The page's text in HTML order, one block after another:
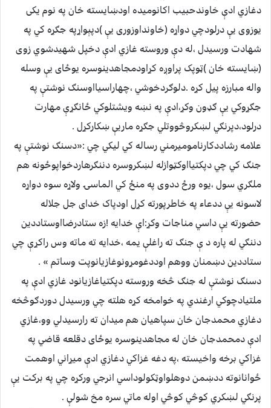
دغازي ادې خاوندحبیب اکانومیده اودښایسته خان په نوم یکی
یوزوی یې درلودچي دواړه (خاونداوزوری یې )دپېواړپه جګړه کي په
شهادت ورسیدل ،له دې وروسته غازي ادې دخپل شهیدشوي زوی
(ښایسته خان )ټوپک پراوږه کړاودمجاهدینوسره یوځای یې وسله
واله مبارزه پیل کړه .دلوګردخوشي ،چهاراسیااوسنګ نوشتې په
جګړوکي یې ګډون وکړ،ادې په نښه ویشتلوکي ځانګړې مهارت
درلود،دپرنګي لښکروڅووتلي جګړه ماریې ښکارکړل .
علامه رشاددکارنامومیرمني رساله کي لیکي چي :«دسنګ نوشتې په
جنګ کي چي دپکتیااوکټوازله لښکروسره دننګرهاردخواپوځونه هم
ملګري سول ،یوه ورځ ددوی په منځ کي الماسۍ ولاړه سوه دواړه
لاسونه یې ددعاء په خاطرپورته کړل اودپاک خدای جل جلاله
حضورته یې داسي مناجات وکړ:اې خدایه !زه ستادرضااوستاددین
دننګي له پاره د ې جنګ ته راغلې یمه ،خدایه ته ماته وس راکړې چي
ستاددین دښمنان ووهم اوددغومړونوغازیانوپت وساتم » .
دسنګ نوشتې له جنګ څخه وروسته دپکتیاغازیانود غازي ادې په
ملتیادچوکي ارغندي په خوامخه کړه هلته چي ورسیدل دوردګوڅخه
دغازي محمدجان خان سپاهیان هم میدان ته رارسیدلي وو،غازي
ادې دمحمدجان خان له مجاهدینوسره یوځای دقلعه قاضي په
غزاکي برخه واخیسته ،په دغه غزاکي دغازي ادې میړاني اوهمت
ځوانانوته ددښمن دوهلواوټکولوداسي انرجي ورکړه چي په برکت یې
پرنګي لښکري کوڅي کوڅي اوله ماتي سره مخ شولې .